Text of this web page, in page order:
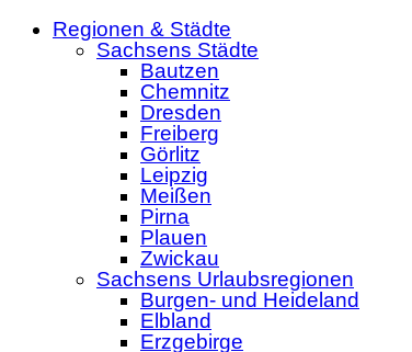
Regionen & Städte
Sachsens Städte
Bautzen
Chemnitz
Dresden
Freiberg
Görlitz
Leipzig
Meißen
Pirna
Plauen
Zwickau
Sachsens Urlaubsregionen
Burgen- und Heideland
Elbland
Erzgebirge